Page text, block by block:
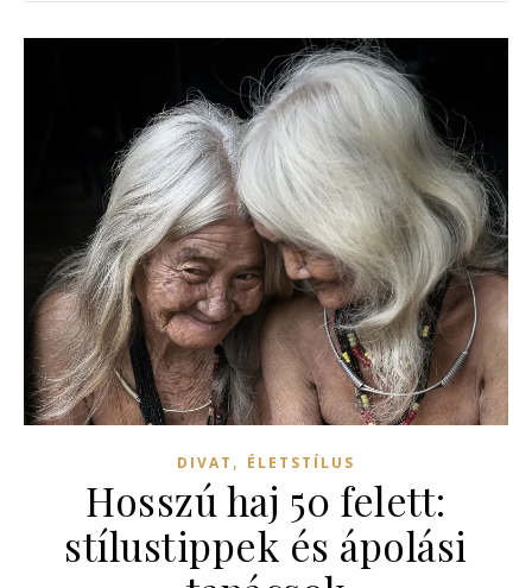
DIVAT , ÉLETSTÍLUS
Hosszú haj 50 felett:
stílustippek és ápolási